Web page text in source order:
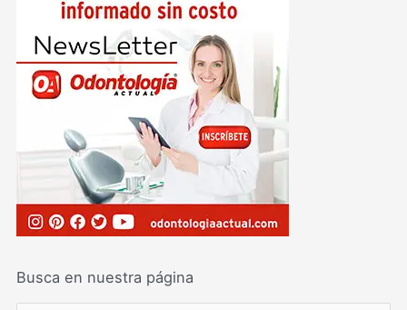
Busca en nuestra página